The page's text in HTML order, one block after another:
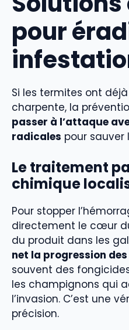
pour
Si les termites ont
charpente, la
passer à l’attaque
radicales pour sauver
Le traitement
chimique
Pour stopper
directement le cœur
du produit dans les
net la progression
souvent des
les champignons qui
l’invasion. C’est une
précision.